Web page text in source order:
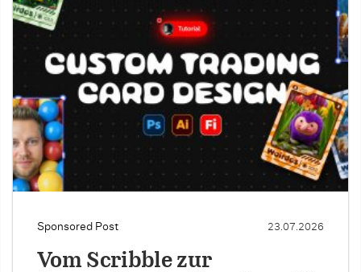
Sponsored Post 23.07.2026
Vom Scribble zur